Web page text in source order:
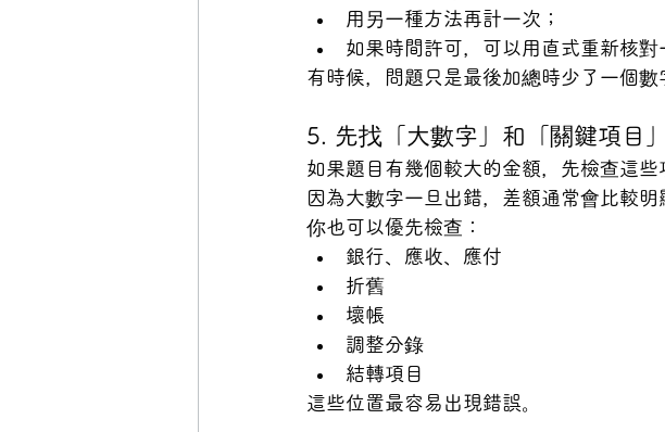
用另一種方法再計一次；
如果時間許可，可以用直式重新核對
有時候，問題只是最後加總時少了一個數
5. 先找「大數字」和「關鍵項目」
如果題目有幾個較大的金額，先檢查這些
因為大數字一旦出錯，差額通常會比較明
你也可以優先檢查：
銀行、應收、應付
折舊
壞帳
調整分錄
結轉項目
這些位置最容易出現錯誤。